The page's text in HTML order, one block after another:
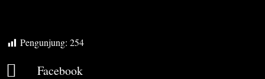
Pengunjung: 254
Facebook